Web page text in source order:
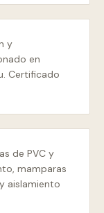
y
en
Certificado
de PVC y
mamparas
aislamiento